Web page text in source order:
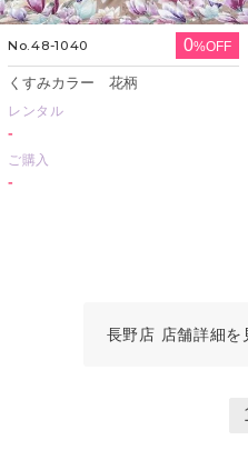
No.48-1040 0%OFF
くすみカラー 花柄
レンタル
-
ご購入
-
長野店 店舗詳細を